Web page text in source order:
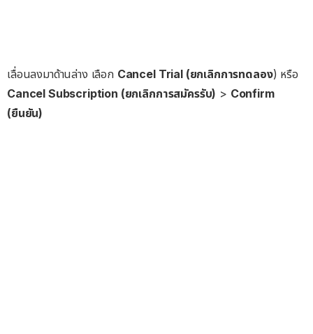
เลื่อนลงมาด้านล่าง เลือก Cancel Trial (ยกเลิกการทดลอง) หรือ
Cancel Subscription (ยกเลิกการสมัครรับ) > Confirm
(ยืนยัน)